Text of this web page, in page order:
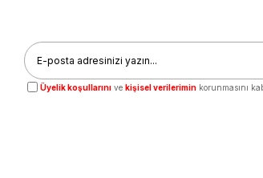
Üyelik koşullarını ve kişisel verilerimin korunmasını